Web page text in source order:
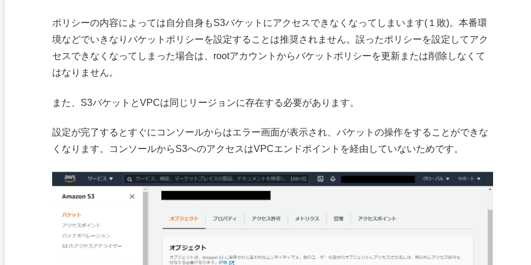
ポリシーの内容によっては自分自身もS3バケットにアクセスできなくなってしまいます(１敗)。本番環
境などでいきなりバケットポリシーを設定することは推奨されません。誤ったポリシーを設定してアク
セスできなくなってしまった場合は、rootアカウントからバケットポリシーを更新または削除しなくて
はなりません。
また、S3バケットとVPCは同じリージョンに存在する必要があります。
設定が完了するとすぐにコンソールからはエラー画面が表示され、バケットの操作をすることができな
くなります。コンソールからS3へのアクセスはVPCエンドポイントを経由していないためです。